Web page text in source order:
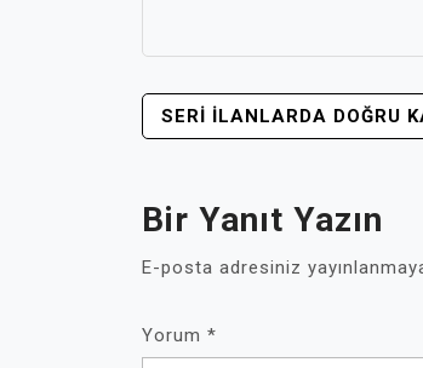
YAZI
GEZINMESI
SERI İLANLARDA DOĞRU
Bir Yanıt Yazın
E-posta adresiniz
Yorum *